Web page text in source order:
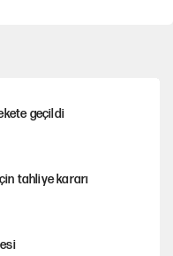
geçildi
tahliye kararı